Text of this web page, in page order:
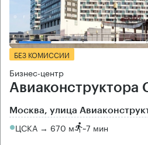
БЕЗ КОМИССИИ
Бизнес-центр
Авиаконструктора
Москва, улица
ЦСКА → 670 м ~7 мин